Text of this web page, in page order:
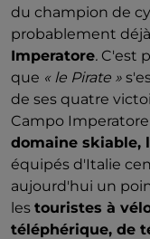
du champion de
probablement
Imperatore. C'est
que « le Pirate »
de ses quatre
Campo
domaine skiable,
équipés d'Italie
aujourd'hui un
les touristes à
téléphérique, de